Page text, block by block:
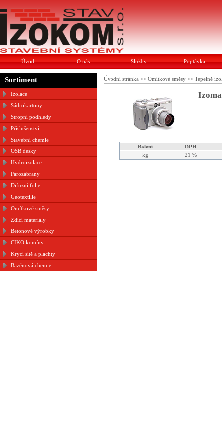
Úvod O nás Služby Poptávka
Sortiment
Izolace
Sádrokartony
Stropní podhledy
Příslušenství
Stavební chemie
OSB desky
Hydroizolace
Parozábrany
Difuzní folie
Geotextilie
Omítkové směsy
Zdící materiály
Betonové výrobky
CIKO komíny
Krycí sítě a plachty
Bazénová chemie
Úvodní stránka >> Omítkové směsy >> Tepelně
Balení
DPH
kg
21 %